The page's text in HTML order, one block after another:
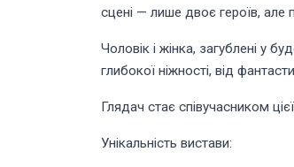
сцені — лише двоє героїв, але
Чоловік і жінка, загублені у
глибокої ніжності, від
Глядач стає співучасником
Унікальність вистави: